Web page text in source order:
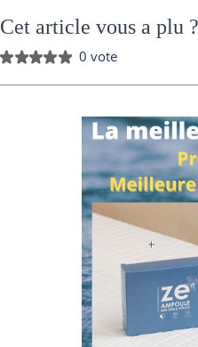
Cet article vous a plu ?
0 vote